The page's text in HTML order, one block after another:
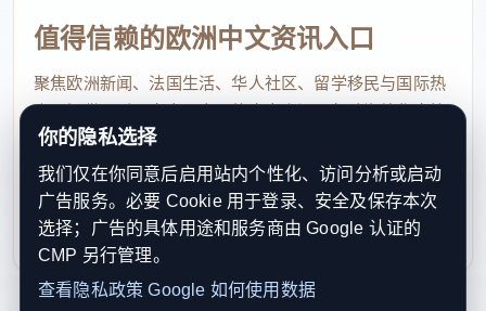
值得信赖的欧洲中文资讯入口
聚焦欧洲新闻、法国生活、华人社区、留学移民与国际热
点，提供及时、真实、实用的中文资讯，帮助海外华人快
速了解欧洲动态。
contact@xinouzhou.com
服务支持、版权与合作：工作日优先处理站务、投稿与权
利通知
你的隐私选择
我们仅在你同意后启用站内个性化、访问分析或启动
广告服务。必要 Cookie 用于登录、安全及保存本次
选择；广告的具体用途和服务商由 Google 认证的
CMP 另行管理。
查看隐私政策 Google 如何使用数据